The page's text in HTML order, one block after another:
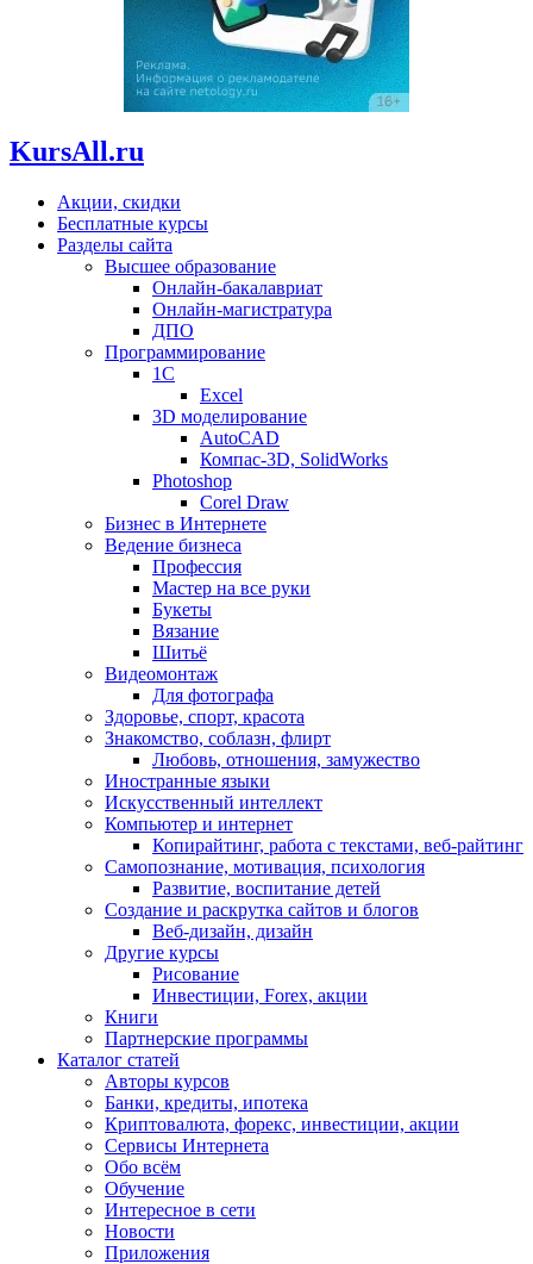
KursAll.ru
Акции, скидки
Бесплатные курсы
Разделы сайта
Высшее образование
Онлайн-бакалавриат
Онлайн-магистратура
ДПО
Программирование
1С
Excel
3D моделирование
AutoCAD
Компас-3D, SolidWorks
Photoshop
Corel Draw
Бизнес в Интернете
Ведение бизнеса
Профессия
Мастер на все руки
Букеты
Вязание
Шитьё
Видеомонтаж
Для фотографа
Здоровье, спорт, красота
Знакомство, соблазн, флирт
Любовь, отношения, замужество
Иностранные языки
Искусственный интеллект
Компьютер и интернет
Копирайтинг, работа с текстами, веб-райтинг
Самопознание, мотивация, психология
Развитие, воспитание детей
Создание и раскрутка сайтов и блогов
Веб-дизайн, дизайн
Другие курсы
Рисование
Инвестиции, Forex, акции
Книги
Партнерские программы
Каталог статей
Авторы курсов
Банки, кредиты, ипотека
Криптовалюта, форекс, инвестиции, акции
Сервисы Интернета
Обо всём
Обучение
Интересное в сети
Новости
Приложения